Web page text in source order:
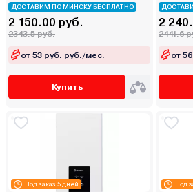
ДОСТАВИМ ПО МИНСКУ БЕСПЛАТНО
2 150.00 руб.
2343.5 руб.
от 53 руб. руб./мес.
Купить
2
2441.6
от
Под заказ 5 дней Под